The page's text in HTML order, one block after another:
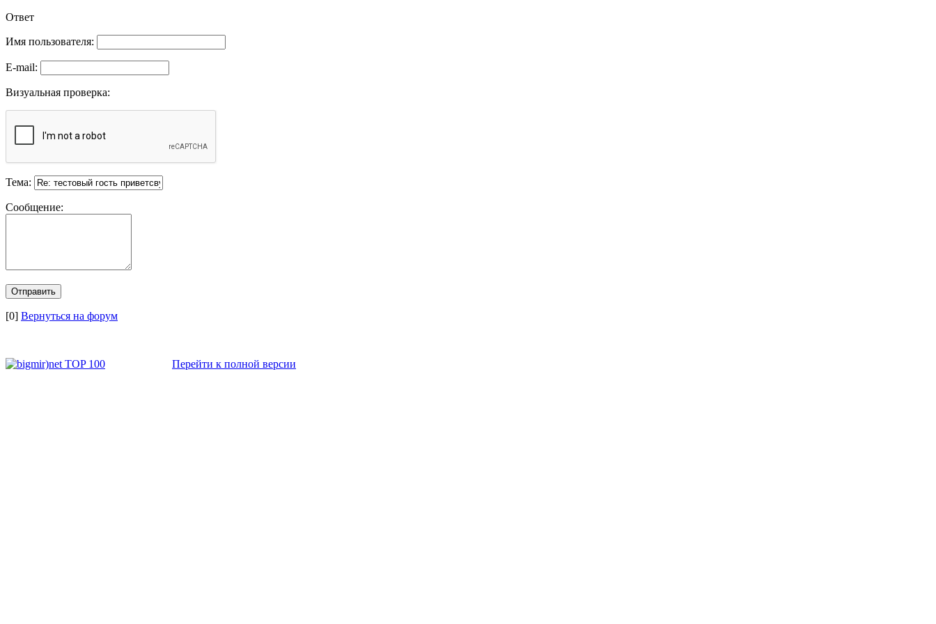
Ответ
Имя пользователя:
E-mail:
Визуальная проверка:
Тема:
Сообщение:
[0] Вернуться на форум
Перейти к полной версии